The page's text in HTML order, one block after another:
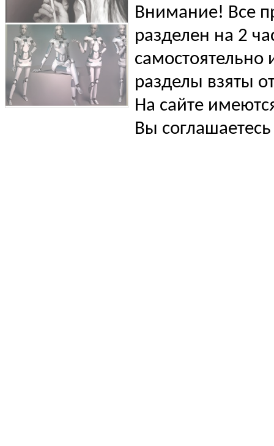
Внимание! Все
разделен на 2
самостоятельно
разделы взяты
На сайте
Вы